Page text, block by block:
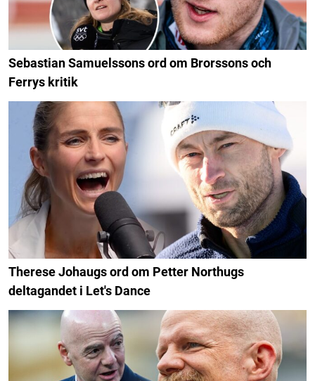
Sebastian Samuelssons ord om Brorssons och
Ferrys kritik
Therese Johaugs ord om Petter Northugs
deltagandet i Let's Dance